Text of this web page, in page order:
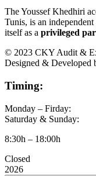
The Youssef Khedhiri
Tunis, is an
itself as a privileged
© 2023 CKY Audit &
Designed & Developed
Timing:
Monday – Firday:
Saturday & Sunday:
8:30h – 18:00h
Closed
2026